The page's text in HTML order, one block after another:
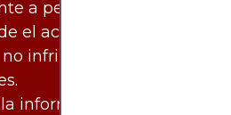
a personas en
el acceso y uso de
infringe leyes o
información